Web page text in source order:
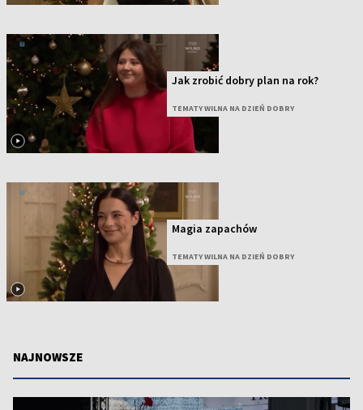
Jak zrobić dobry plan na rok?
TEMATY WILNA NA DZIEŃ DOBRY
Magia zapachów
TEMATY WILNA NA DZIEŃ DOBRY
NAJNOWSZE